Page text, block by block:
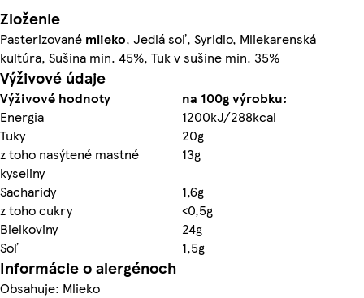
Zloženie
Pasterizované mlieko, Jedlá soľ, Syridlo, Mliekarenská
kultúra, Sušina min. 45%, Tuk v sušine min. 35%
Výživové údaje
Výživové hodnoty
na 100g výrobku:
Energia
1200kJ/288kcal
Tuky
20g
z toho nasýtené mastné
kyseliny
13g
Sacharidy
1,6g
z toho cukry
<0,5g
Bielkoviny
24g
Soľ
1,5g
Informácie o alergénoch
Obsahuje: Mlieko